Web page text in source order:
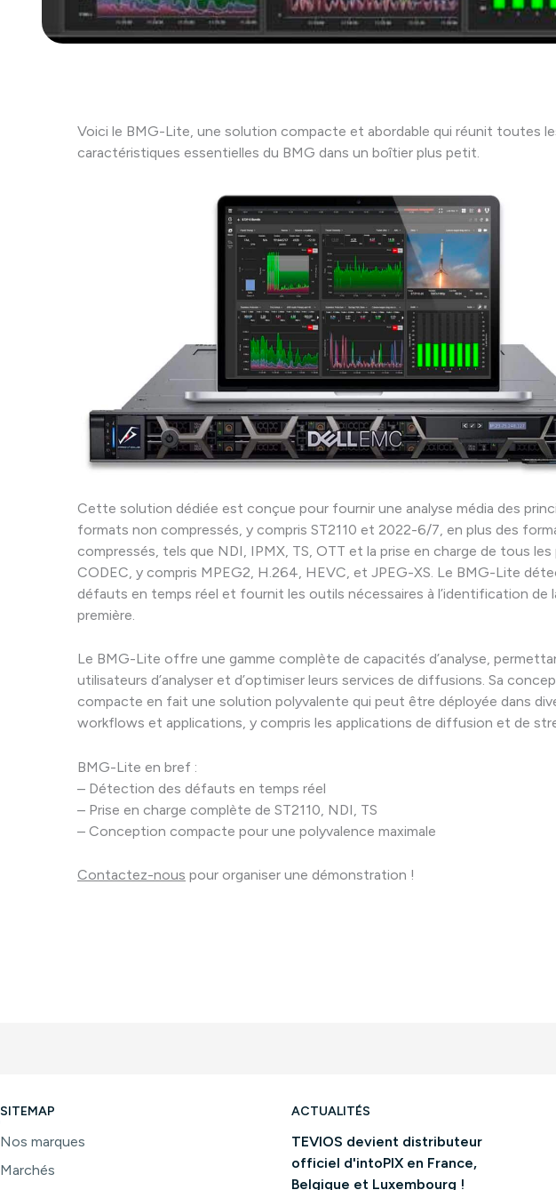
Voici le BMG-Lite, une solution compacte et abordable qui réunit toutes
caractéristiques essentielles du BMG dans un boîtier plus petit.
Cette solution dédiée est conçue pour fournir une analyse média des
formats non compressés, y compris ST2110 et 2022-6/7, en plus des
compressés, tels que NDI, IPMX, TS, OTT et la prise en charge de tous les
CODEC, y compris MPEG2, H.264, HEVC, et JPEG-XS. Le BMG-Lite
défauts en temps réel et fournit les outils nécessaires à l’identification de
première.
Le BMG-Lite offre une gamme complète de capacités d’analyse,
utilisateurs d’analyser et d’optimiser leurs services de diffusions. Sa
compacte en fait une solution polyvalente qui peut être déployée dans
workflows et applications, y compris les applications de diffusion et de
BMG-Lite en bref :
– Détection des défauts en temps réel
– Prise en charge complète de ST2110, NDI, TS
– Conception compacte pour une polyvalence maximale
Contactez-nous pour organiser une démonstration !
SITEMAP
Nos marques
Marchés
ACTUALITÉS
TEVIOS devient distributeur
officiel d'intoPIX en France,
Belgique et Luxembourg !